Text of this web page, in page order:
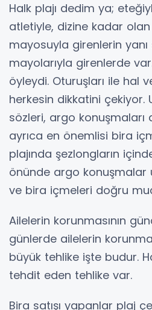
Halk plajı dedim ya;
atletiyle, dizine kadar
mayosuyla girenlerin yanı
mayolarıyla girenlerde
öyleydi. Oturuşları ile hal
herkesin dikkatini çekiyor.
sözleri, argo konuşmaları
ayrıca en önemlisi bira
plajında şezlongların
önünde argo konuşmalar
ve bira içmeleri doğru
Ailelerin korunmasının
günlerde ailelerin
büyük tehlike işte budur.
tehdit eden tehlike var.
Bira satışı yapanlar plaj